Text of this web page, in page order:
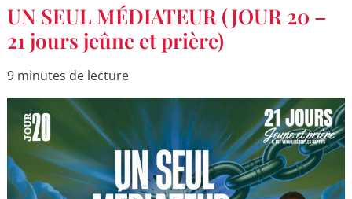
UN SEUL MÉDIATEUR (JOUR 20 –
21 jours jeûne et prière)
9 minutes de lecture
UN
SEUL
MÉDIATEUR
(JOUR
–
21
jours
jeûne
et
prière)